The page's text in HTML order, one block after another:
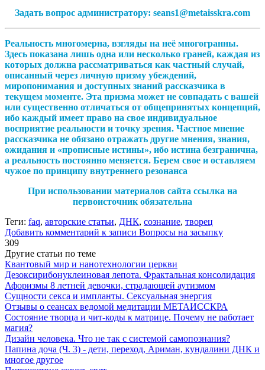
Задать вопрос администратору: seans1@metaisskra.com
Реальность многомерна, взгляды на неё многогранны.
Здесь показана лишь одна или несколько граней, каждая из
которых должна рассматриваться как частный случай,
описанный через личную призму убеждений,
миропонимания и доступных знаний рассказчика в
текущем моменте. Эта призма может не совпадать с вашей
или существенно отличаться от общепринятых концепций,
ибо каждый имеет право на свое индивидуальное
восприятие реальности и точку зрения. Частное мнение
рассказчика не обязано отражать другие мнения, знания,
ожидания и «прописные истины», ибо истина безгранична,
а реальность постоянно меняется. Берем свое и оставляем
чужое по принципу внутреннего резонанса
При использовании материалов сайта ссылка на
первоисточник обязательна
Теги: faq, авторские статьи, ДНК, сознание, творец
Добавить комментарий к записи Вопросы на засыпку
309
Другие статьи по теме
Квантовый мир и нанотехнологии церкви
Дезоксирибонуклеиновая лепота. Фрактальная консолидация
Афоризмы 8 летней девочки, страдающей аутизмом
Сущности секса и импланты. Сексуальная энергия
Отзывы о сеансах ведомой медитации МЕТАИССКРА
Состояние творца и чит-коды к матрице. Почему не работает
магия?
Дизайн человека. Что не так с системой самопознания?
Папина доча (Ч. 3) - дети, переход, Ариман, кундалини ДНК и
многое другое